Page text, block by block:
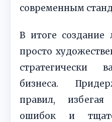
современным
В итоге
просто
бизнеса.
правил, избегая
ошибок и